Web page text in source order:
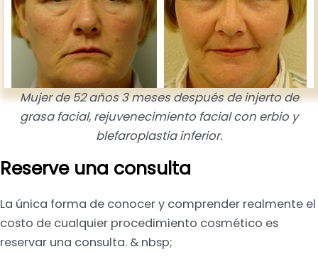
Mujer de 52 años 3 meses después de injerto de
grasa facial, rejuvenecimiento facial con erbio y
blefaroplastia inferior.
Reserve una consulta
La única forma de conocer y comprender realmente el
costo de cualquier procedimiento cosmético es
reservar una consulta. & nbsp;